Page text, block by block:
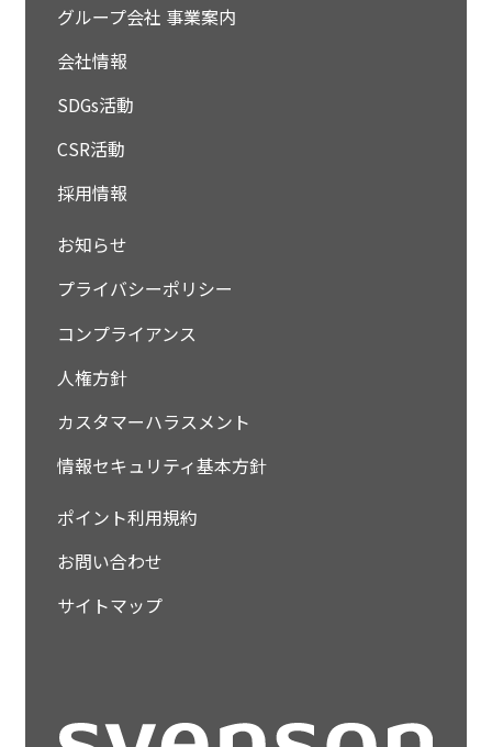
グループ会社 事業案内
会社情報
SDGs活動
CSR活動
採用情報
お知らせ
プライバシーポリシー
コンプライアンス
人権方針
カスタマーハラスメント
情報セキュリティ基本方針
ポイント利用規約
お問い合わせ
サイトマップ